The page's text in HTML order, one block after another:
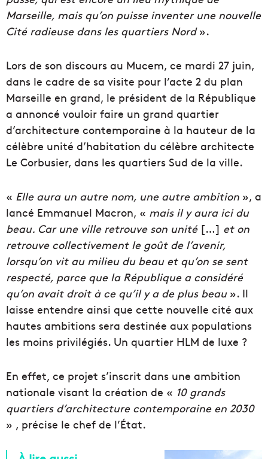
Marseille, mais qu’on puisse inventer une nouvelle
Cité radieuse dans les quartiers Nord».
Lors de son discours au Mucem, ce mardi 27 juin,
dans le cadre de sa visite pour l’acte 2 du plan
Marseille en grand, le président de la République
a annoncé vouloir faire un grand quartier
d’architecture contemporaine à la hauteur de la
célèbre unité d’habitation du célèbre architecte
Le Corbusier, dans les quartiers Sud de la ville.
« Elle aura un autre nom, une autre ambition », a
lancé Emmanuel Macron, « mais il y aura ici du
beau. Car une ville retrouve son unité[…] et on
retrouve collectivement le goût de l’avenir,
lorsqu’on vit au milieu du beau et qu’on se sent
respecté, parce que la République a considéré
qu’on avait droit à ce qu’il y a de plus beau». Il
laisse entendre ainsi que cette nouvelle cité aux
hautes ambitions sera destinée aux populations
les moins privilégiés. Un quartier HLM de luxe ?
En effet, ce projet s’inscrit dans une ambition
nationale visant la création de « 10 grands
quartiers d’architecture contemporaine en 2030
» , précise le chef de l’État.